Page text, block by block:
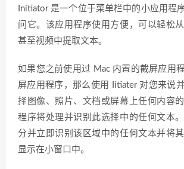
Initiator 是一个位于菜单栏中的小应用程
问它。该应用程序使用方便，可以轻松
甚至视频中提取文本。
如果您之前使用过 Mac 内置的截屏应用
屏应用程序，那么使用 Iitiater 对您来说
择图像、照片、文档或屏幕上任何内容
程序将处理并识别此选择中的任何文本
分并立即识别该区域中的任何文本并将
显示在小窗口中。